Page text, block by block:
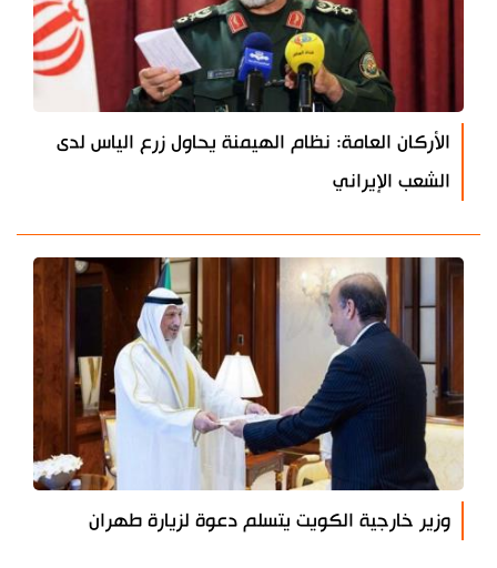
الأركان العامة: نظام الهيمنة يحاول زرع الياس لدى
الشعب الإيراني
وزير خارجية الكويت يتسلم دعوة لزيارة طهران